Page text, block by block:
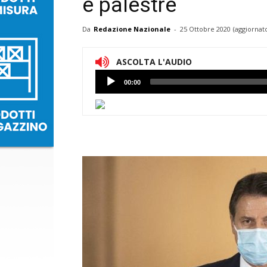
e palestre
Da Redazione Nazionale - 25 Ottobre 2020
ASCOLTA L'AUDIO
Lettore
Audio
00:00